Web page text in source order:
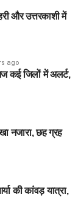
और उत्तरकाशी में
ago
कई जिलों में अलर्ट,
नजारा, छह ग्रह
की कांवड़ यात्रा,